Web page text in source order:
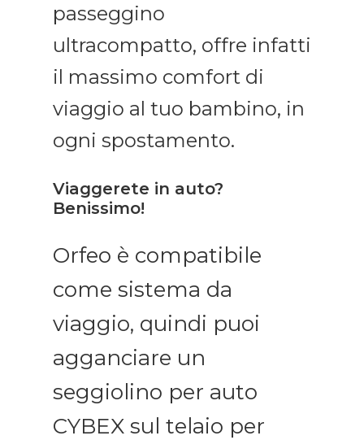
passeggino
ultracompatto, offre infatti
il massimo comfort di
viaggio al tuo bambino, in
ogni spostamento.
Viaggerete in auto?
Benissimo!
Orfeo è compatibile
come sistema da
viaggio, quindi puoi
agganciare un
seggiolino per auto
CYBEX sul telaio per